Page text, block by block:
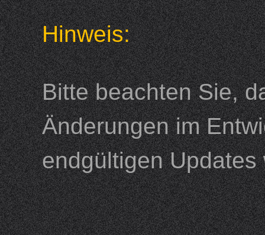
Hinweis:
Bitte beachten Sie,
Änderungen im
endgültigen